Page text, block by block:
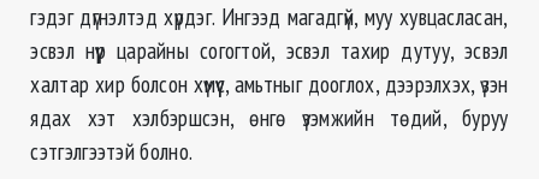
гэдэг дүгнэлтэд хүрдэг. Ингээд магадгүй, муу хувцасласан,
эсвэл нүүр царайны согогтой, эсвэл тахир дутуу, эсвэл
халтар хир болсон хүмүүс, амьтныг дооглох, дээрэлхэх, үзэн
ядах хэт хэлбэршсэн, өнгө үзэмжийн төдий, буруу
сэтгэлгээтэй болно.